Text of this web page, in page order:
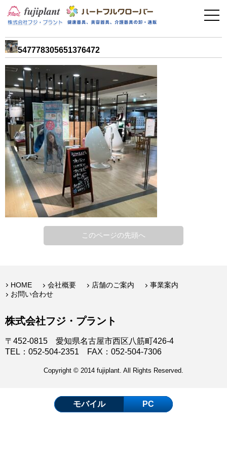
介護用品
美容・その他
フィットネス
お問い合わせ
547778305651376472
このページの先頭へ
HOME 会社概要 店舗のご案内
事業案内
お問い合わせ
株式会社フジ・プラント
〒452-0815 愛知県名古屋市西区八筋町426-4
TEL：052-504-2351 FAX：052-504-7306
Copyright © 2014 fujiplant. All Rights Reserved.
モバイル PC